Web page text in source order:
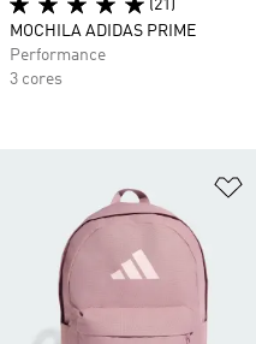
(21)
MOCHILA ADIDAS PRIME
Performance
3 cores